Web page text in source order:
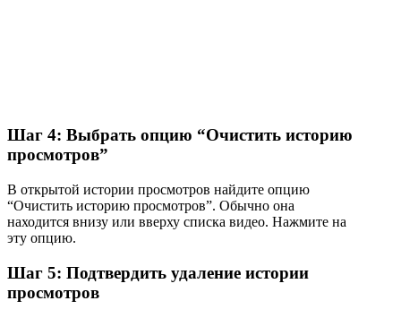
Шаг 4: Выбрать опцию “Очистить историю
просмотров”
В открытой истории просмотров найдите опцию
“Очистить историю просмотров”. Обычно она
находится внизу или вверху списка видео. Нажмите на
эту опцию.
Шаг 5: Подтвердить удаление истории
просмотров